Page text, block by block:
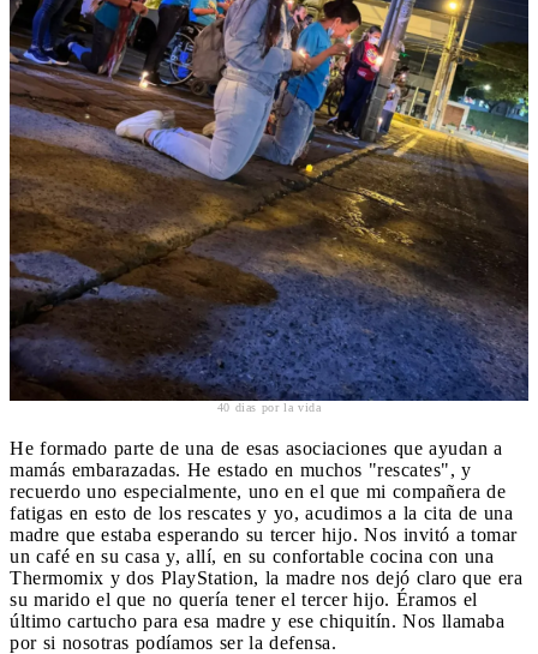
40 dias por la vida
He formado parte de una de esas asociaciones que ayudan a
mamás embarazadas. He estado en muchos "rescates", y
recuerdo uno especialmente, uno en el que mi compañera de
fatigas en esto de los rescates y yo, acudimos a la cita de una
madre que estaba esperando su tercer hijo. Nos invitó a tomar
un café en su casa y, allí, en su confortable cocina con una
Thermomix y dos PlayStation, la madre nos dejó claro que era
su marido el que no quería tener el tercer hijo. Éramos el
último cartucho para esa madre y ese chiquitín. Nos llamaba
por si nosotras podíamos ser la defensa.